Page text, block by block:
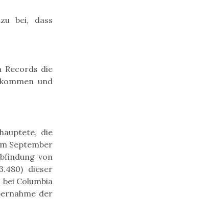
bei, dass
Records die
und
die
September
von
dieser
Columbia
der